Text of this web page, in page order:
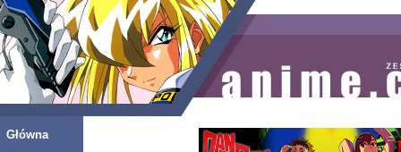
Główna